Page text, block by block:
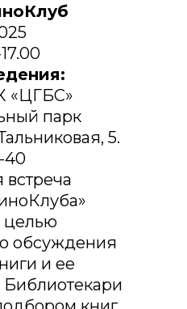
«ЦГБС»
парк
5.
40
целью
обсуждения
и ее